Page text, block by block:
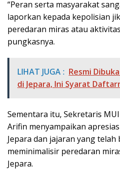
“Peran serta masyarakat
laporkan kepada kepolisian
peredaran miras atau
pungkasnya.
LIHAT JUGA : Resmi
di Jepara, Ini Syarat
Sementara itu, Sekretaris
Arifin menyampaikan
Jepara dan jajaran yang telah
meminimalisir peredaran
Jepara.